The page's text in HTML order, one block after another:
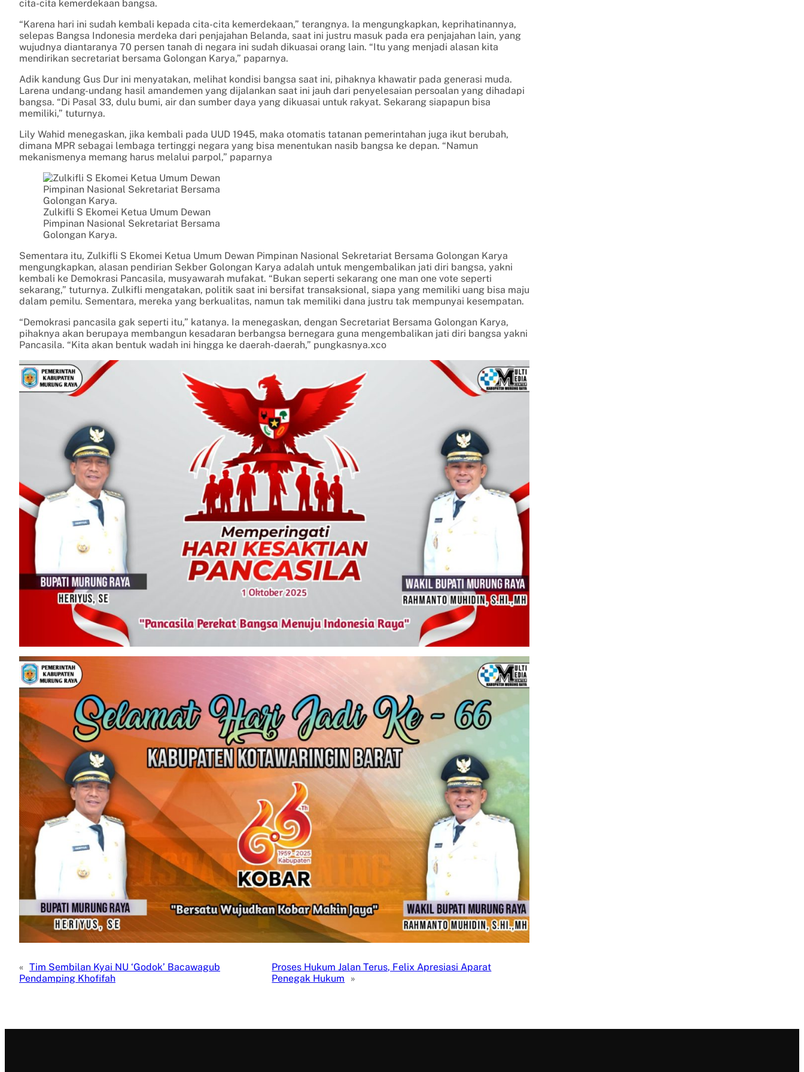
cita-cita kemerdekaan bangsa.
“Karena hari ini sudah kembali kepada cita-cita kemerdekaan,” terangnya. Ia mengungkapkan, keprihatinannya,
selepas Bangsa Indonesia merdeka dari penjajahan Belanda, saat ini justru masuk pada era penjajahan lain, yang
wujudnya diantaranya 70 persen tanah di negara ini sudah dikuasai orang lain. “Itu yang menjadi alasan kita
mendirikan secretariat bersama Golongan Karya,” paparnya.
Adik kandung Gus Dur ini menyatakan, melihat kondisi bangsa saat ini, pihaknya khawatir pada generasi muda.
Larena undang-undang hasil amandemen yang dijalankan saat ini jauh dari penyelesaian persoalan yang dihadapi
bangsa. “Di Pasal 33, dulu bumi, air dan sumber daya yang dikuasai untuk rakyat. Sekarang siapapun bisa
memiliki,” tuturnya.
Lily Wahid menegaskan, jika kembali pada UUD 1945, maka otomatis tatanan pemerintahan juga ikut berubah,
dimana MPR sebagai lembaga tertinggi negara yang bisa menentukan nasib bangsa ke depan. “Namun
mekanismenya memang harus melalui parpol,” paparnya
Zulkifli S Ekomei Ketua Umum Dewan
Pimpinan Nasional Sekretariat Bersama
Golongan Karya.
Sementara itu, Zulkifli S Ekomei Ketua Umum Dewan Pimpinan Nasional Sekretariat Bersama Golongan Karya
mengungkapkan, alasan pendirian Sekber Golongan Karya adalah untuk mengembalikan jati diri bangsa, yakni
kembali ke Demokrasi Pancasila, musyawarah mufakat. “Bukan seperti sekarang one man one vote seperti
sekarang,” tuturnya. Zulkifli mengatakan, politik saat ini bersifat transaksional, siapa yang memiliki uang bisa maju
dalam pemilu. Sementara, mereka yang berkualitas, namun tak memiliki dana justru tak mempunyai kesempatan.
“Demokrasi pancasila gak seperti itu,” katanya. Ia menegaskan, dengan Secretariat Bersama Golongan Karya,
pihaknya akan berupaya membangun kesadaran berbangsa bernegara guna mengembalikan jati diri bangsa yakni
Pancasila. “Kita akan bentuk wadah ini hingga ke daerah-daerah,” pungkasnya.xco
« Tim Sembilan Kyai NU ‘Godok’ Bacawagub
Pendamping Khofifah
Proses Hukum Jalan Terus, Felix Apresiasi Aparat
Penegak Hukum
»